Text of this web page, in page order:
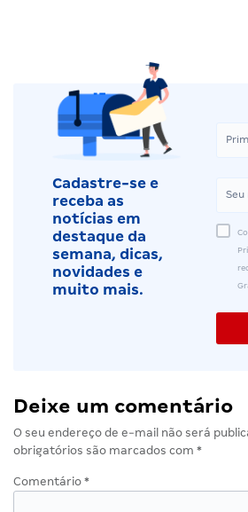
Cadastre-se e
receba as
notícias em
destaque da
semana, dicas,
novidades e
muito mais.
Deixe um comentário
O seu endereço de e-mail não será
obrigatórios são marcados com *
Comentário *